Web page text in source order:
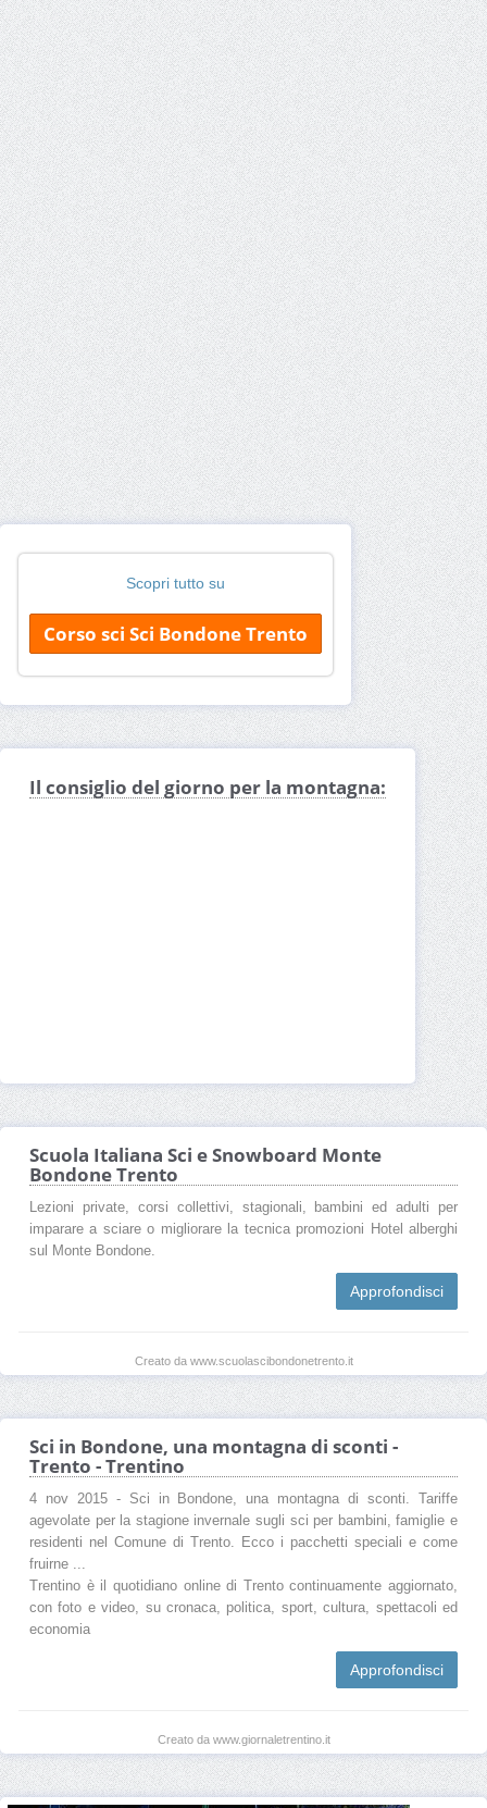
Scopri tutto su
Corso sci Sci Bondone Trento
Il consiglio del giorno per la montagna:
Scuola Italiana Sci e Snowboard Monte
Bondone Trento
Lezioni private, corsi collettivi, stagionali, bambini ed adulti per
imparare a sciare o migliorare la tecnica promozioni Hotel alberghi
sul Monte Bondone.
Approfondisci
Creato da www.scuolascibondonetrento.it
Sci in Bondone, una montagna di sconti -
Trento - Trentino
4 nov 2015 - Sci in Bondone, una montagna di sconti. Tariffe
agevolate per la stagione invernale sugli sci per bambini, famiglie e
residenti nel Comune di Trento. Ecco i pacchetti speciali e come
fruirne ...
Trentino è il quotidiano online di Trento continuamente aggiornato,
con foto e video, su cronaca, politica, sport, cultura, spettacoli ed
economia
Approfondisci
Creato da www.giornaletrentino.it